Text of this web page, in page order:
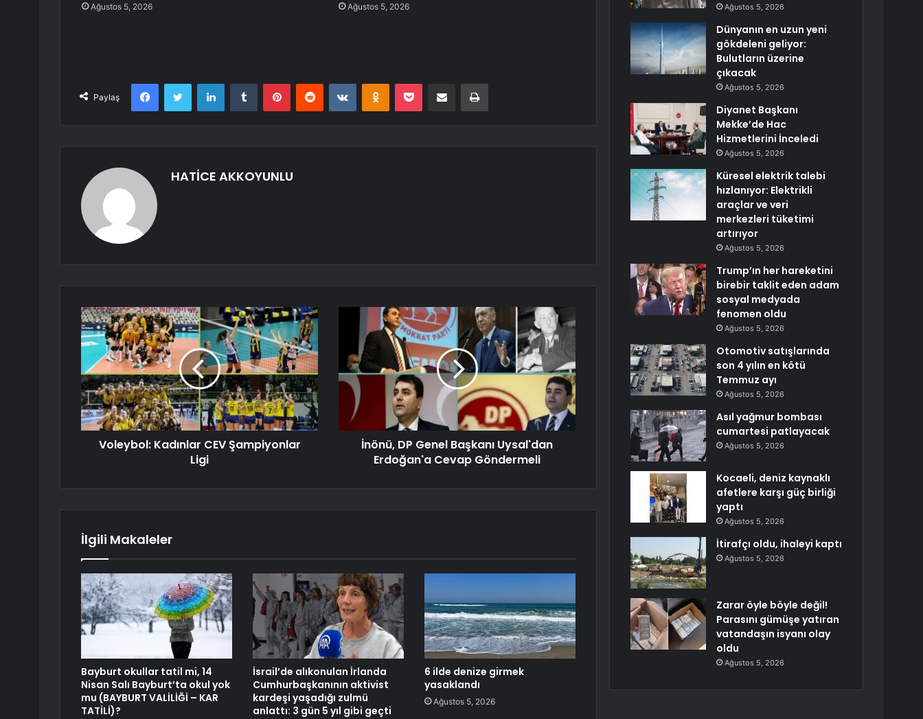
Ağustos 5, 2026 Ağustos 5, 2026
Paylaş
FacebookTwitter LinkedInTumblr PinterestReddit VKontakteOdnoklassniki
Pocket E-Posta ile paylaş Yazdır
HATİCE AKKOYUNLU
Voleybol: Kadınlar CEV Şampiyonlar
Ligi
İnönü, DP Genel Başkanı Uysal'dan
Erdoğan'a Cevap Göndermeli
İlgili Makaleler
Bayburt okullar tatil mi, 14
Nisan Salı Bayburt’ta okul yok
mu (BAYBURT VALİLİĞİ – KAR
TATİLİ)?
İsrail’de alıkonulan İrlanda
Cumhurbaşkanının aktivist
kardeşi yaşadığı zulmü
anlattı: 3 gün 5 yıl gibi geçti
6 ilde denize girmek
yasaklandı
Ağustos 5, 2026
Ağustos 5, 2026
Dünyanın en uzun yeni
gökdeleni geliyor:
Bulutların üzerine
çıkacak
Ağustos 5, 2026
Diyanet Başkanı
Mekke’de Hac
Hizmetlerini İnceledi
Ağustos 5, 2026
Küresel elektrik talebi
hızlanıyor: Elektrikli
araçlar ve veri
merkezleri tüketimi
artırıyor
Ağustos 5, 2026
Trump’ın her hareketini
birebir taklit eden adam
sosyal medyada
fenomen oldu
Ağustos 5, 2026
Otomotiv satışlarında
son 4 yılın en kötü
Temmuz ayı
Ağustos 5, 2026
Asıl yağmur bombası
cumartesi patlayacak
Ağustos 5, 2026
Kocaeli, deniz kaynaklı
afetlere karşı güç birliği
yaptı
Ağustos 5, 2026
İtirafçı oldu, ihaleyi kaptı
Ağustos 5, 2026
Zarar öyle böyle değil!
Parasını gümüşe yatıran
vatandaşın isyanı olay
oldu
Ağustos 5, 2026